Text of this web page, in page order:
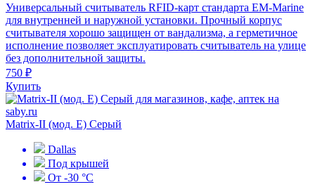
Универсальный считыватель RFID-карт стандарта EM-Marine
для внутренней и наружной установки. Прочный корпус
считывателя хорошо защищен от вандализма, а герметичное
исполнение позволяет эксплуатировать считыватель на улице
без дополнительной защиты.
750 ₽
Купить
Matrix-II (мод. Е) Серый
Dallas
Под крышей
От -30 °С